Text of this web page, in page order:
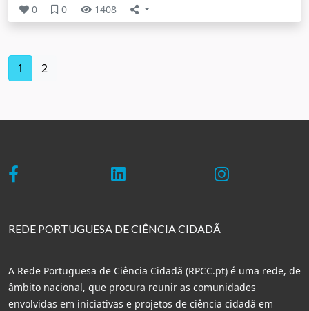
0 0 1408
1 (current)
2
REDE PORTUGUESA DE CIÊNCIA CIDADÃ
A Rede Portuguesa de Ciência Cidadã (RPCC.pt) é uma rede, de
âmbito nacional, que procura reunir as comunidades
envolvidas em iniciativas e projetos de ciência cidadã em